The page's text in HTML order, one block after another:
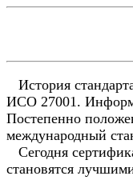
История
ИСО 27001.
Постепенно
международный
Сегодня
становятся